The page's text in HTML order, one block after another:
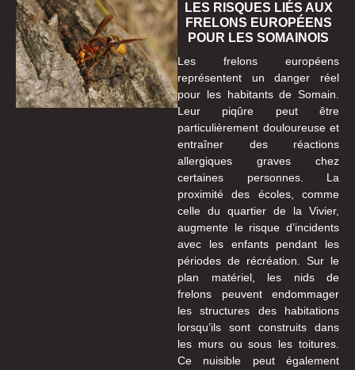
LES RISQUES LIÉS AUX
FRELONS EUROPÉENS
POUR LES SOMAINOIS
Les frelons européens
représentent un danger réel
pour les habitants de Somain.
Leur piqûre peut être
particulièrement douloureuse et
entraîner des réactions
allergiques graves chez
certaines personnes. La
proximité des écoles, comme
celle du quartier de la Vivier,
augmente le risque d’incidents
avec les enfants pendant les
périodes de récréation. Sur le
plan matériel, les nids de
frelons peuvent endommager
les structures des habitations
lorsqu’ils sont construits dans
les murs ou sous les toitures.
Ce nuisible peut également